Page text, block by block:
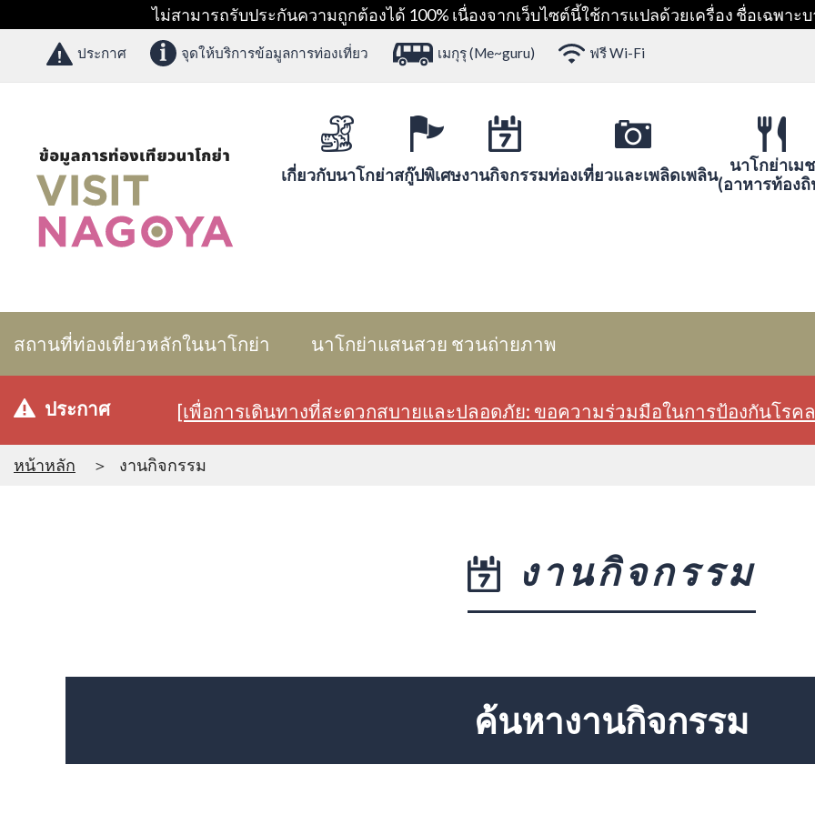
ไม่สามารถรับประกันความถูกต้องได้ 100% เนื่องจากเว็บไซต์นี้ใช้การแปลด้วยเครื่อง ชื่อเฉพา
ประกาศ จุดให้บริการข้อมูลการท่องเที่ยว เมกุรุ (Me~guru) ฟรี Wi-Fi
เกี่ยวกับนาโกย่าสกู๊ปพิเศษงานกิจกรรมท่องเที่ยวและเพลิดเพลิน
นาโกย่าเมช
(อาหารท้องถิ
สถานที่ท่องเที่ยวหลักในนาโกย่า นาโกย่าแสนสวย ชวนถ่ายภาพ
ประกาศ [เพื่อการเดินทางที่สะดวกสบายและปลอดภัย: ขอความร่วมมือในการป้องกันโรค
หน้าหลัก งานกิจกรรม
งานกิจกรรม
ค้นหางานกิจกรรม